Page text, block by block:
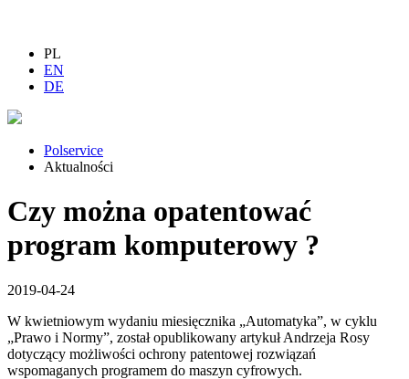
PL
EN
DE
Polservice
Aktualności
Czy można opatentować
program komputerowy ?
2019-04-24
W kwietniowym wydaniu miesięcznika „Automatyka”, w cyklu
„Prawo i Normy”, został opublikowany artykuł Andrzeja Rosy
dotyczący możliwości ochrony patentowej rozwiązań
wspomaganych programem do maszyn cyfrowych.